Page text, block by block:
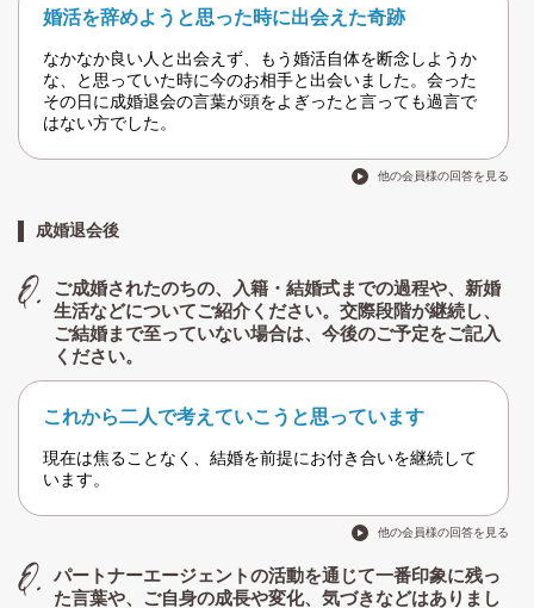
婚活を辞めようと思った時に出会えた奇跡
なかなか良い人と出会えず、もう婚活自体を断念しようか
な、と思っていた時に今のお相手と出会いました。会った
その日に成婚退会の言葉が頭をよぎったと言っても過言で
はない方でした。
他の会員様の回答を見る
成婚退会後
ご成婚されたのちの、入籍・結婚式までの過程や、新婚
生活などについてご紹介ください。交際段階が継続し、
ご結婚まで至っていない場合は、今後のご予定をご記入
ください。
これから二人で考えていこうと思っています
現在は焦ることなく、結婚を前提にお付き合いを継続して
います。
他の会員様の回答を見る
パートナーエージェントの活動を通じて一番印象に残っ
た言葉や、ご自身の成長や変化、気づきなどはありまし